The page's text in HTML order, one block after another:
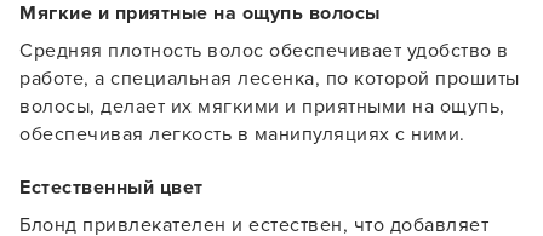
Мягкие и приятные на ощупь волосы
Средняя плотность волос обеспечивает удобство в
работе, а специальная лесенка, по которой прошиты
волосы, делает их мягкими и приятными на ощупь,
обеспечивая легкость в манипуляциях с ними.
Естественный цвет
Блонд привлекателен и естествен, что добавляет
Заяц–робот